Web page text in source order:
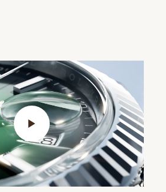
Play Video>